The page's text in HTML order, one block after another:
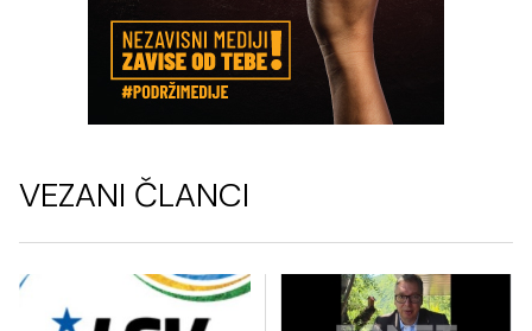
VEZANI ČLANCI